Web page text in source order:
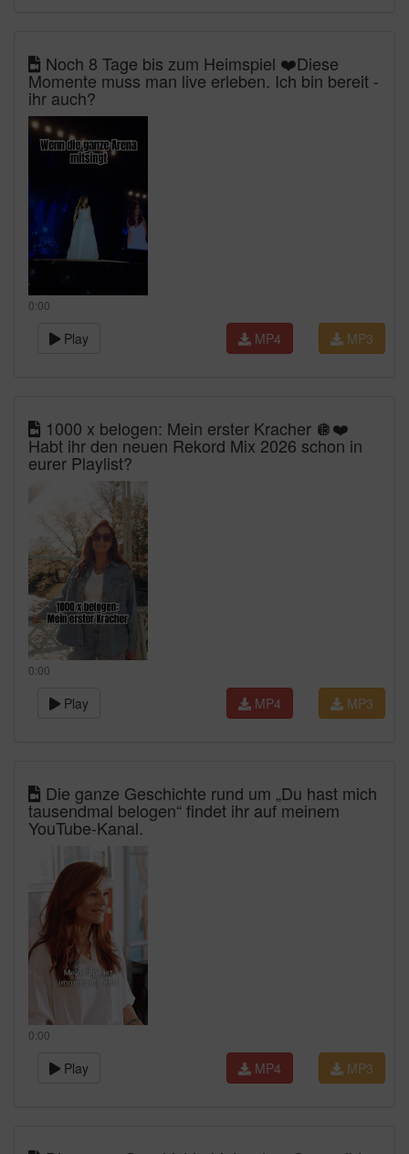
Noch 8 Tage bis zum Heimspiel ❤️Diese
Momente muss man live erleben. Ich bin bereit -
ihr auch?
0:00
Play MP3
MP4
1000 x belogen: Mein erster Kracher 🪩❤️
Habt ihr den neuen Rekord Mix 2026 schon in
eurer Playlist?
0:00
Play MP3
MP4
Die ganze Geschichte rund um „Du hast mich
tausendmal belogen“ findet ihr auf meinem
YouTube-Kanal.
0:00
Play MP3
MP4